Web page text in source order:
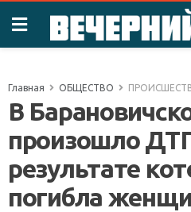
Главная ОБЩЕСТВО
В
произошло
результате
погибла